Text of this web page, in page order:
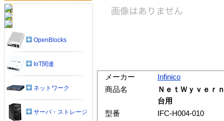
メーカー
Infinico
商品名
ＮｅｔＷｙｖｅｒ
台用
型番
IFC-H004-010
OpenBlocks
IoT関連
ネットワーク
サーバ・ストレージ